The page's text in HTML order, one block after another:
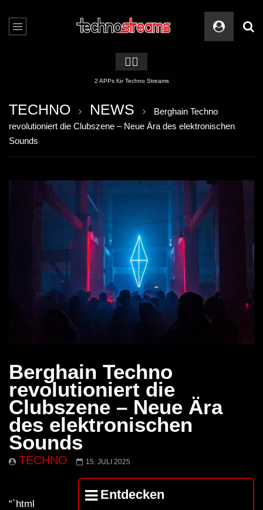
🏳️‍🌈
2 APPs für Techno Streams
TECHNO NEWS
Berghain Techno
revolutioniert die Clubszene – Neue Ära des elektronischen
Sounds
Berghain Techno
revolutioniert die
Clubszene – Neue Ära
des elektronischen
Sounds
TECHNO 15. JULI 2025
Entdecken
“`html